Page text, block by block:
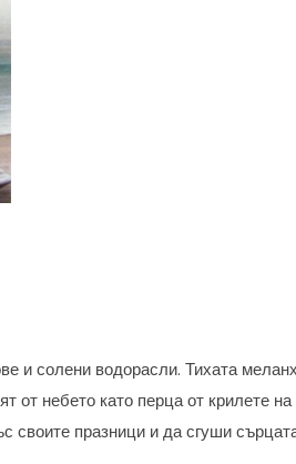
и солени водорасли. Тихата
небето като перца от крилете на
своите празници и да сгуши